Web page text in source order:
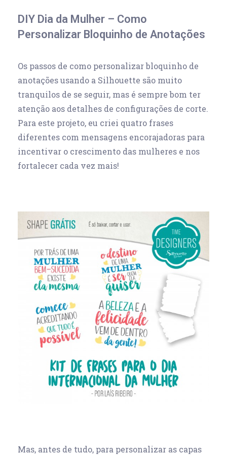
DIY Dia da Mulher – Como
Personalizar Bloquinho de Anotações
Os passos de como personalizar bloquinho de
anotações usando a Silhouette são muito
tranquilos de se seguir, mas é sempre bom ter
atenção aos detalhes de configurações de corte.
Para este projeto, eu criei quatro frases
diferentes com mensagens encorajadoras para
incentivar o crescimento das mulheres e nos
fortalecer cada vez mais!
Mas, antes de tudo, para personalizar as capas